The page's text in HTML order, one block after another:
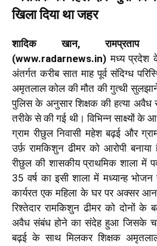
खिला दिया था जहर
शादिक खान, रामप्रताप
(www.radarnews.in) मध्य प्रदेश
अंतर्गत करीब सात माह पूर्व संदिग्ध
अमृतलाल कोल की मौत की गुत्थी
पुलिस के अनुसार शिक्षक की हत्या
तरीके से की गई थी। विभिन्न साक्ष्यों के
ग्राम रीछुल निवासी महेश बढ़ई और ग्राम
उर्फ़ रामकिशुन ढीमर को आरोपी
रीछुल की शासकीय प्राथमिक शाला में
35 वर्ष का इसी शाला में मध्यान्ह
कार्यरत एक महिला के घर पर अक्सर
रिश्तेदार रामकिशुन ढीमर को दोनों
अवैध संबंध होने का संदेह हुआ जिसके
बढ़ई के साथ मिलकर शिक्षक